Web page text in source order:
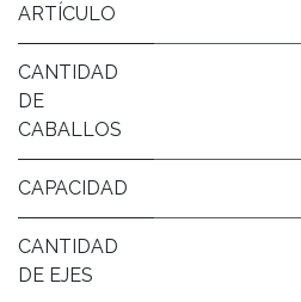
ARTÍCULO
CANTIDAD
DE
CABALLOS
CAPACIDAD
CANTIDAD
DE EJES